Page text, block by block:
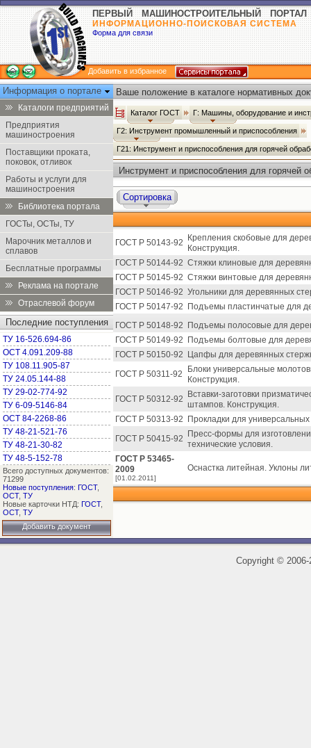
ПЕРВЫЙ МАШИНОСТРОИТЕЛЬНЫЙ ПОРТАЛ
ИНФОРМАЦИОННО-ПОИСКОВАЯ СИСТЕМА
Форма для связи
Добавить в избранное
Информация о портале
Каталоги предприятий
Предприятия
машиностроения
Поставщики проката,
поковок, отливок
Работы и услуги для
машиностроения
Библиотека портала
ГОСТы, ОСТы, ТУ
Марочник металлов и
сплавов
Бесплатные программы
Реклама на портале
Отраслевой форум
Последние поступления
ТУ 16-526.694-86
ОСТ 4.091.209-88
ТУ 108.11.905-87
ТУ 24.05.144-88
ТУ 29-02-774-92
ТУ 6-09-5146-84
ОСТ 84-2268-86
ТУ 48-21-521-76
ТУ 48-21-30-82
ТУ 48-5-152-78
Всего доступных документов:
71299
Новые поступления: ГОСТ,
ОСТ, ТУ
Новые карточки НТД: ГОСТ,
ОСТ, ТУ
Добавить документ
Ваше положение в каталоге нормативных
Каталог ГОСТ Г: Машины, оборудование и
Г2: Инструмент промышленный и приспособления
Г21: Инструмент и приспособления для горячей
Инструмент и приспособления для горячей
Сортировка
ГОСТ Р 50143-92
Крепления скобовые для
Конструкция.
ГОСТ Р 50144-92 Стяжки клиновые для
ГОСТ Р 50145-92 Стяжки винтовые для
ГОСТ Р 50146-92 Угольники для деревянных
ГОСТ Р 50147-92
Подъемы пластинчатые для
ГОСТ Р 50148-92
Подъемы полосовые для
ГОСТ Р 50149-92
Подъемы болтовые для
ГОСТ Р 50150-92
Цапфы для деревянных
ГОСТ Р 50311-92
Блоки универсальные
Конструкция.
ГОСТ Р 50312-92
Вставки-заготовки
штампов. Конструкция.
ГОСТ Р 50313-92
Прокладки для
ГОСТ Р 50415-92
Пресс-формы для
технические условия.
ГОСТ Р 53465-
2009
[01.02.2011]
Оснастка литейная. Уклоны
Copyright ©